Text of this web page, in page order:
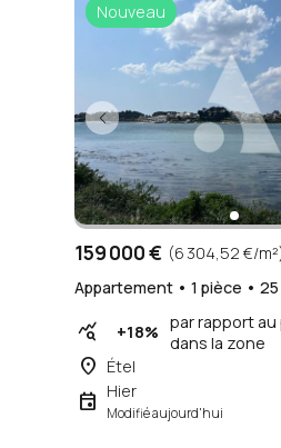
Nouveau
159 000 € (6 304,52 €/
Appartement • 1 pièce • 25
query_stats +18% par rapport au
dans la zone
place Étel
event Hier
Modifié aujourd'hui